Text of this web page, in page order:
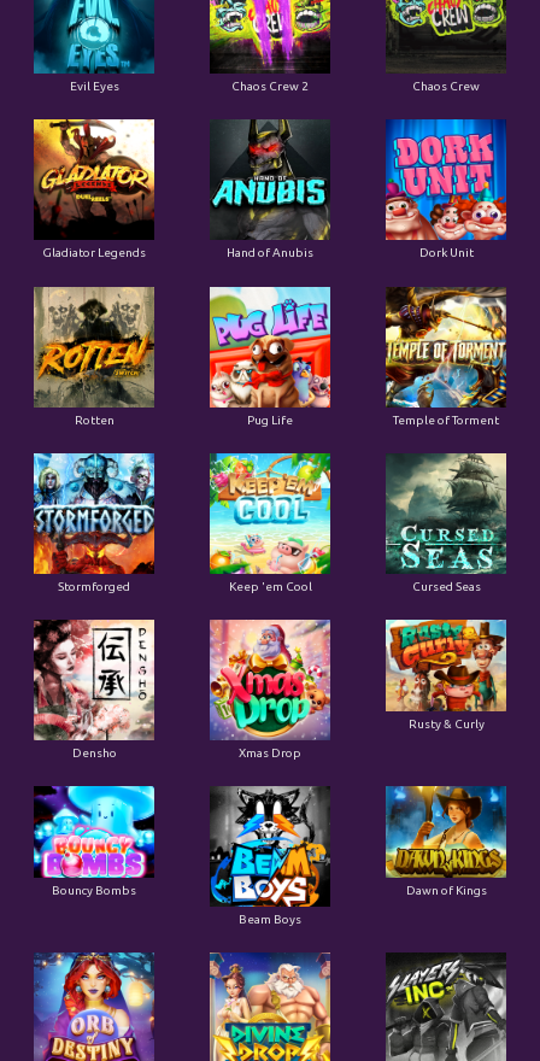
Evil Eyes Chaos Crew 2 Chaos Crew
Gladiator Legends Hand of Anubis Dork Unit
Rotten Pug Life Temple of Torment
Stormforged Keep 'em Cool Cursed Seas
Densho Xmas Drop
Rusty & Curly
Bouncy Bombs
Beam Boys
Dawn of Kings